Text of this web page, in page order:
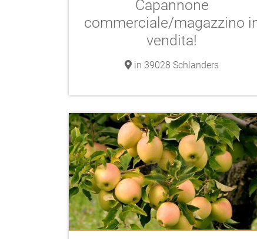
Capannone
commerciale/magazzino
vendita!
in 39028 Schlanders